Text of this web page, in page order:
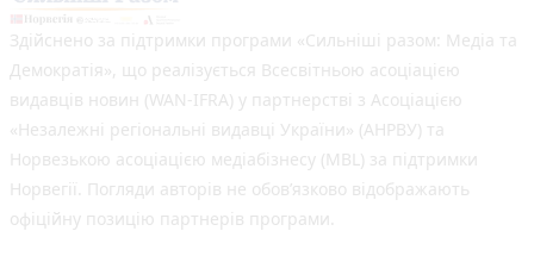
Здійснено за підтримки програми «Сильніші разом: Медіа та
Демократія», що реалізується Всесвітньою асоціацією
видавців новин (WAN-IFRA) у партнерстві з Асоціацією
«Незалежні регіональні видавці України» (АНРВУ) та
Норвезькою асоціацією медіабізнесу (MBL) за підтримки
Норвегії. Погляди авторів не обов’язково відображають
офіційну позицію партнерів програми.